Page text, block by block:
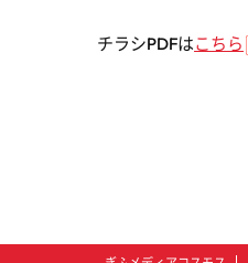
チラシPDFはこちら